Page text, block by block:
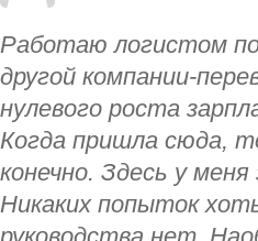
Работаю логистом
другой компании-
нулевого роста
Когда пришла сюда,
конечно. Здесь у
Никаких попыток